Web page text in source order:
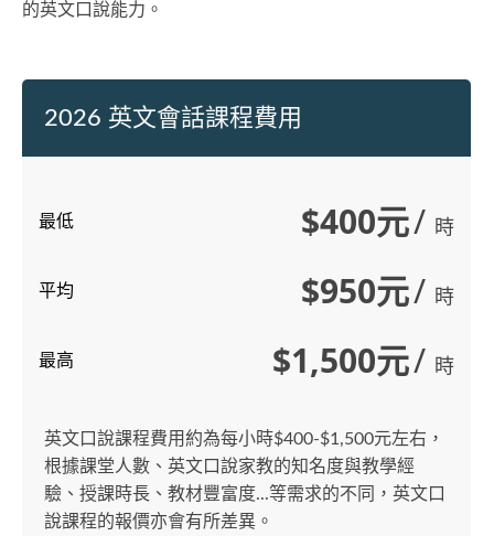
的英文口說能力。
2026 英文會話課程費用
最低 $400元/ 時
平均 $950元/ 時
最高 $1,500元/ 時
英文口說課程費用約為每小時$400-$1,500元左右，
根據課堂人數、英文口說家教的知名度與教學經
驗、授課時長、教材豐富度...等需求的不同，英文口
說課程的報價亦會有所差異。